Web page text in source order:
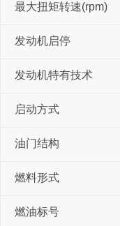
最大扭矩转速(rpm)
发动机启停
发动机特有技术
启动方式
油门结构
燃料形式
燃油标号